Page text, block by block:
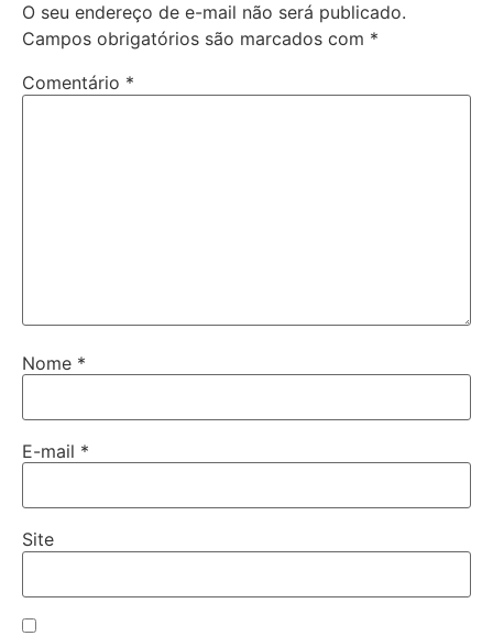
O seu endereço de e-mail não será publicado.
Campos obrigatórios são marcados com *
Comentário *
Nome *
E-mail *
Site